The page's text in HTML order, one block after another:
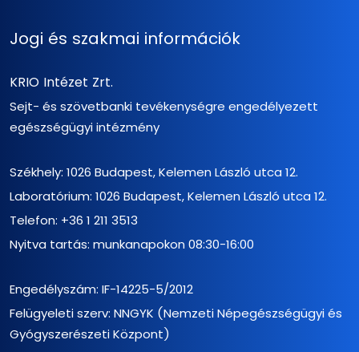
Jogi és szakmai információk
KRIO Intézet Zrt.
Sejt- és szövetbanki tevékenységre engedélyezett
egészségügyi intézmény
Székhely: 1026 Budapest, Kelemen László utca 12.
Laboratórium: 1026 Budapest, Kelemen László utca 12.
Telefon: +36 1 211 3513
Nyitva tartás: munkanapokon 08:30-16:00
Engedélyszám: IF-14225-5/2012
Felügyeleti szerv: NNGYK (Nemzeti Népegészségügyi és
Gyógyszerészeti Központ)